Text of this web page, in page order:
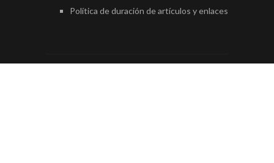
Política de duración de artículos y enlaces